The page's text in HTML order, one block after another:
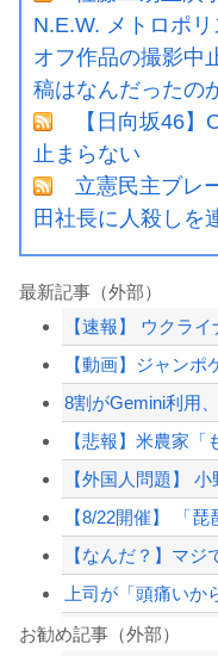
N.E.W. メトロポ
オフ作品の撮影中
稿はなんだったの
【日向坂46】
止まらない
立憲民主ブレ
田社長に人殺しを
最新記事（外部）
8割がGemini利用
お勧め記事（外部）